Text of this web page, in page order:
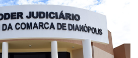
mail